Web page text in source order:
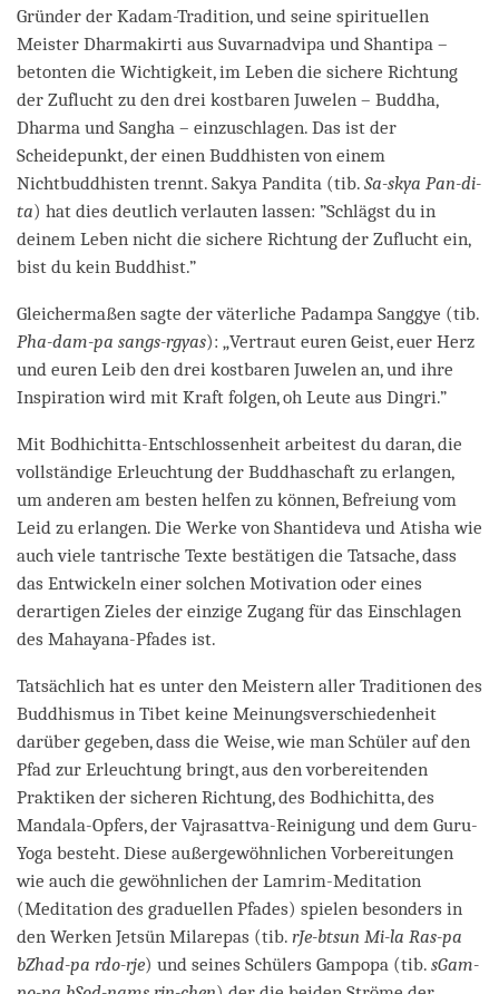
Gründer der Kadam-Tradition, und seine spirituellen
Meister Dharmakirti aus Suvarnadvipa und Shantipa –
betonten die Wichtigkeit, im Leben die sichere Richtung
der Zuflucht zu den drei kostbaren Juwelen – Buddha,
Dharma und Sangha – einzuschlagen. Das ist der
Scheidepunkt, der einen Buddhisten von einem
Nichtbuddhisten trennt. Sakya Pandita (tib. Sa-skya Pan-di-
ta) hat dies deutlich verlauten lassen: ”Schlägst du in
deinem Leben nicht die sichere Richtung der Zuflucht ein,
bist du kein Buddhist.”
Gleichermaßen sagte der väterliche Padampa Sanggye (tib.
Pha-dam-pa sangs-rgyas): „Vertraut euren Geist, euer Herz
und euren Leib den drei kostbaren Juwelen an, und ihre
Inspiration wird mit Kraft folgen, oh Leute aus Dingri.”
Mit Bodhichitta-Entschlossenheit arbeitest du daran, die
vollständige Erleuchtung der Buddhaschaft zu erlangen,
um anderen am besten helfen zu können, Befreiung vom
Leid zu erlangen. Die Werke von Shantideva und Atisha wie
auch viele tantrische Texte bestätigen die Tatsache, dass
das Entwickeln einer solchen Motivation oder eines
derartigen Zieles der einzige Zugang für das Einschlagen
des Mahayana-Pfades ist.
Tatsächlich hat es unter den Meistern aller Traditionen des
Buddhismus in Tibet keine Meinungsverschiedenheit
darüber gegeben, dass die Weise, wie man Schüler auf den
Pfad zur Erleuchtung bringt, aus den vorbereitenden
Praktiken der sicheren Richtung, des Bodhichitta, des
Mandala-Opfers, der Vajrasattva-Reinigung und dem Guru-
Yoga besteht. Diese außergewöhnlichen Vorbereitungen
wie auch die gewöhnlichen der Lamrim-Meditation
(Meditation des graduellen Pfades) spielen besonders in
den Werken Jetsün Milarepas (tib. rJe-btsun Mi-la Ras-pa
bZhad-pa rdo-rje) und seines Schülers Gampopa (tib. sGam-